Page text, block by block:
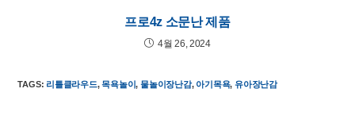
프로4z 소문난 제품
4월 26, 2024
TAGS: 리틀클라우드, 목욕놀이, 물놀이장난감, 아기목욕, 유아장난감